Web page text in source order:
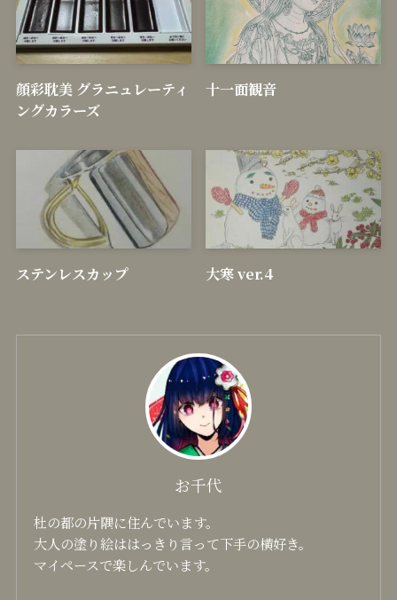
顔彩耽美 グラニュレーティ
ングカラーズ
十一面観音
ステンレスカップ 大寒 ver.4
お千代
杜の都の片隅に住んでいます。
大人の塗り絵ははっきり言って下手の横好き。
マイペースで楽しんでいます。